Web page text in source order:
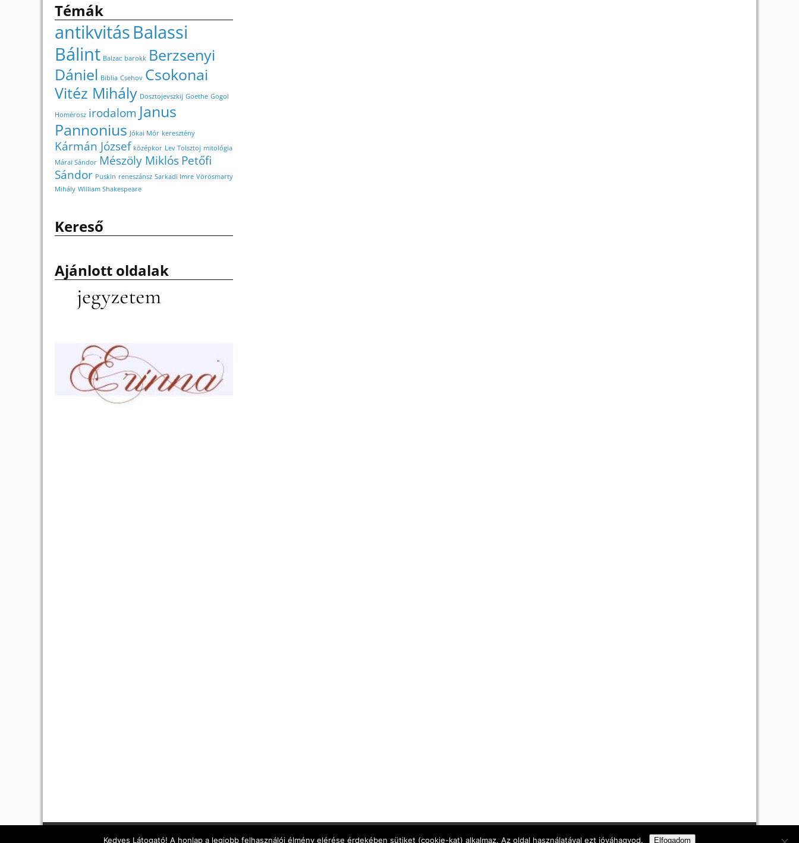
Témák
antikvitásBalassi
Bálint Balzac barokk Berzsenyi
Dániel Biblia Csehov Csokonai
Vitéz Mihály Dosztojevszkij Goethe Gogol
Homérosz irodalom Janus
Pannonius Jókai Mór keresztény
Kármán József középkor Lev Tolsztoj mitológia
Márai Sándor Mészöly MiklósPetőfi
Sándor Puskin reneszánsz Sarkadi Imre Vörösmarty
Mihály William Shakespeare
Kereső
Ajánlott oldalak
Adatkezelési Tájékoztató Cookie Tájékoztató Jogi nyilatkozat
Kedves Látogató! A honlap a legjobb felhasználói élmény elérése érdekében sütiket (cookie-kat) alkalmaz. Az oldal használatával ezt jóváhagyod. Elfogadom